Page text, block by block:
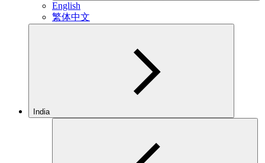
English
繁体中文
India